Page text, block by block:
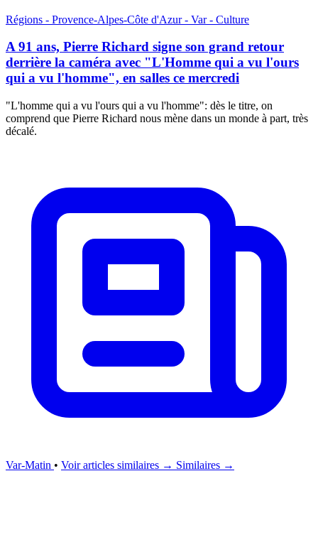
Régions - Provence-Alpes-Côte d'Azur - Var - Culture
A 91 ans, Pierre Richard signe son grand retour
derrière la caméra avec "L'Homme qui a vu l'ours
qui a vu l'homme", en salles ce mercredi
"L'homme qui a vu l'ours qui a vu l'homme": dès le titre, on
comprend que Pierre Richard nous mène dans un monde à part, très
décalé.
Var-Matin • Voir articles similaires → Similaires →